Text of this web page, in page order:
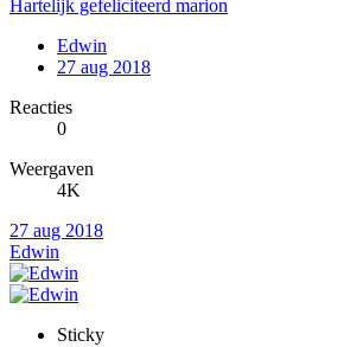
Hartelijk gefeliciteerd marion
Edwin
27 aug 2018
Reacties
0
Weergaven
4K
27 aug 2018
Edwin
Sticky